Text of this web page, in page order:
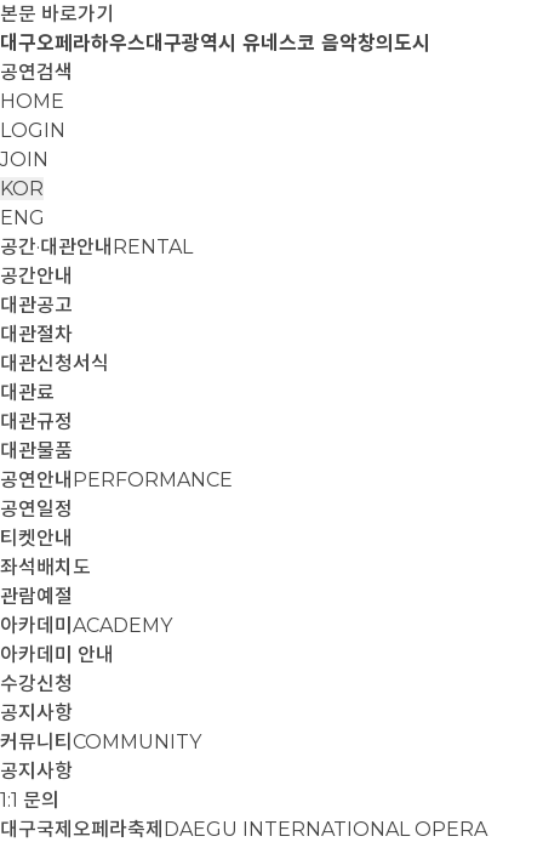
본문 바로가기
대구오페라하우스대구광역시 유네스코 음악창의도시
공연검색
HOME
LOGIN
JOIN
KOR
ENG
공간·대관안내 RENTAL
공간안내
대관공고
대관절차
대관신청서식
대관료
대관규정
대관물품
공연안내 PERFORMANCE
공연일정
티켓안내
좌석배치도
관람예절
아카데미 ACADEMY
아카데미 안내
수강신청
공지사항
커뮤니티 COMMUNITY
공지사항
1:1 문의
대구국제오페라축제 DAEGU INTERNATIONAL OPERA